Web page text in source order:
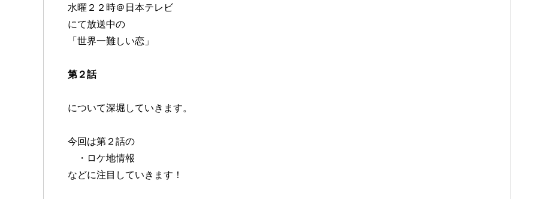
水曜２２時＠日本テレビ
にて放送中の
「世界一難しい恋」
第２話
について深堀していきます。
今回は第２話の
・ロケ地情報
などに注目していきます！